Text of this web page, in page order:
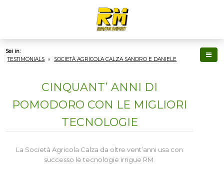
Sei in:
TESTIMONIALS » SOCIETÀ AGRICOLA CALZA SANDRO E DANIELE
CINQUANT’ ANNI DI
POMODORO CON LE MIGLIORI
TECNOLOGIE
La Società Agricola Calza da oltre vent’anni usa con
successo le tecnologie irrigue RM.